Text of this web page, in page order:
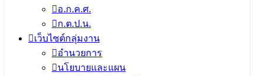
อ.ก.ค.ศ.
ก.ต.ป.น.
เว็บไซต์กลุ่มงาน
อำนวยการ
นโยบายและแผน